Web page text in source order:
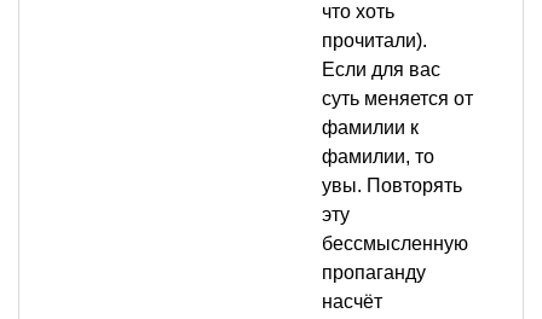
что хоть
прочитали).
Если для вас
суть меняется от
фамилии к
фамилии, то
увы. Повторять
эту
бессмысленную
пропаганду
насчёт